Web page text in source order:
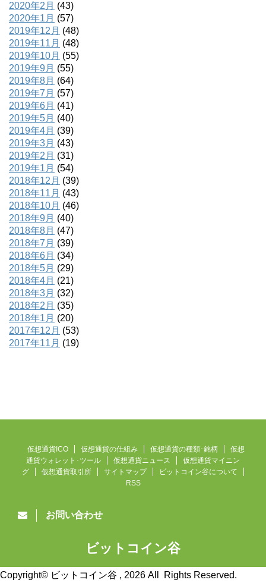
2020年2月 (43)
2020年1月 (57)
2019年12月 (48)
2019年11月 (48)
2019年10月 (55)
2019年9月 (55)
2019年8月 (64)
2019年7月 (57)
2019年6月 (41)
2019年5月 (40)
2019年4月 (39)
2019年3月 (43)
2019年2月 (31)
2019年1月 (54)
2018年12月 (39)
2018年11月 (43)
2018年10月 (46)
2018年9月 (40)
2018年8月 (47)
2018年7月 (39)
2018年6月 (34)
2018年5月 (29)
2018年4月 (21)
2018年3月 (32)
2018年2月 (35)
2018年1月 (20)
2017年12月 (53)
2017年11月 (19)
仮想通貨ICO 仮想通貨の仕組み 仮想通貨の種類･銘柄
仮想
通貨ウォレット･ツール
仮想通貨ニュース
仮想通貨マイニン
グ
仮想通貨取引所 サイトマップ
ビットコイン谷について
RSS
お問い合わせ
ビットコイン谷
仮想通貨ニュース速報
Copyright© ビットコイン谷 , 2026 All Rights Reserved.